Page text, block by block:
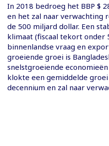
In 2018 bedroeg het BBP $
en het zal naar verwachting
de 500 miljard dollar. Een
klimaat (fiscaal tekort onder
binnenlandse vraag en
groeiende groei is
snelstgroeiende
klokte een gemiddelde
decennium en zal naar